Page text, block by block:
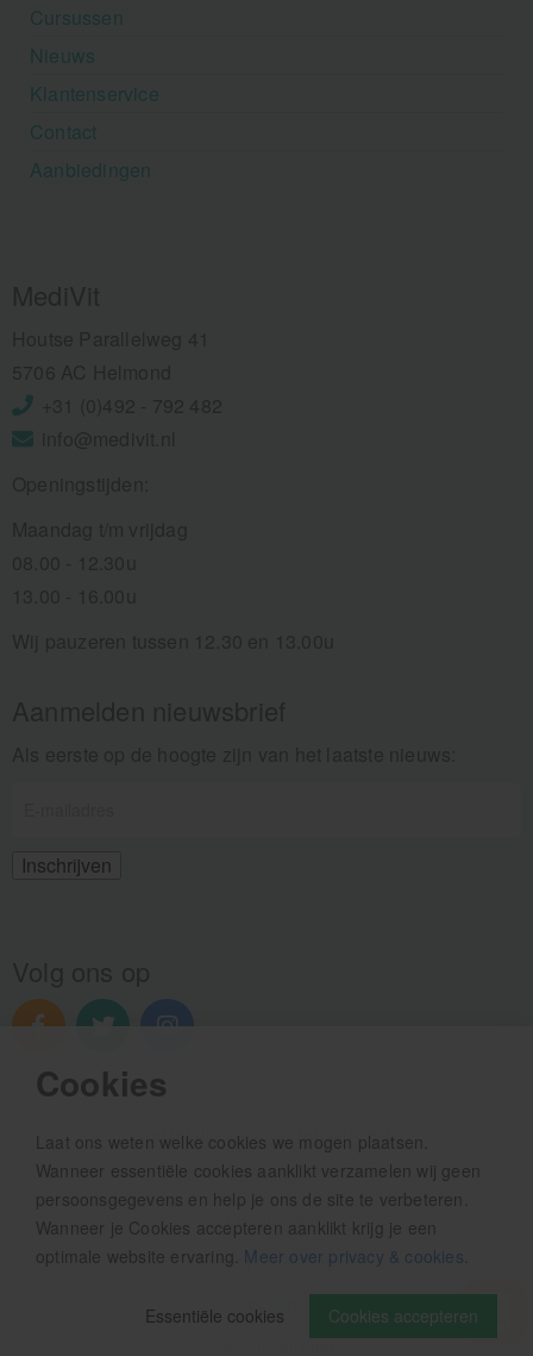
Cookies
Laat ons weten welke cookies we mogen plaatsen.
Wanneer essentiële cookies aanklikt verzamelen wij geen
persoonsgegevens en help je ons de site te verbeteren.
Wanneer je Cookies accepteren aanklikt krijg je een
optimale website ervaring. Meer over privacy & cookies
Cookies accepteren
Essentiële cookies
Cursussen
Nieuws
Klantenservice
Contact
Aanbiedingen
Verzendinformatie / retourbeleid
Sitemap
Disclaimer
Privacy verklaring
Cookie-instellingen